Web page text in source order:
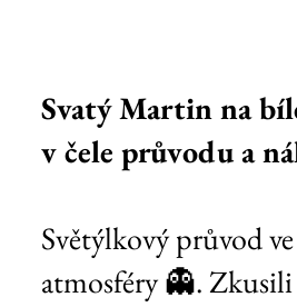
Svatý Martin na
v čele průvodu a
Světýlkový průvod
atmosféry 👻. Zkusili